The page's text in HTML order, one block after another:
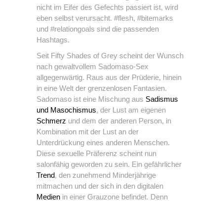
nicht im Eifer des Gefechts passiert ist, wird
eben selbst verursacht. #flesh, #bitemarks
und #relationgoals sind die passenden
Hashtags.
Seit Fifty Shades of Grey scheint der Wunsch
nach gewaltvollem Sadomaso-Sex
allgegenwärtig. Raus aus der Prüderie, hinein
in eine Welt der grenzenlosen Fantasien.
Sadomaso ist eine Mischung aus Sadismus
und Masochismus, der Lust am eigenen
Schmerz und dem der anderen Person, in
Kombination mit der Lust an der
Unterdrückung eines anderen Menschen.
Diese sexuelle Präferenz scheint nun
salonfähig geworden zu sein. Ein gefährlicher
Trend, den zunehmend Minderjährige
mitmachen und der sich in den digitalen
Medien in einer Grauzone befindet. Denn